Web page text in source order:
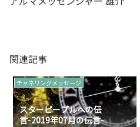
関連記事
チャネリングメッセージ
スターピープルへの伝
言-2019年07月の伝言-